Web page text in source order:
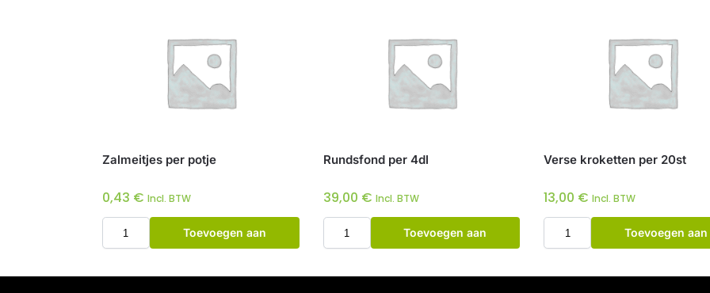
Zalmeitjes per potje
0,43 € Incl. BTW
Toevoegen aan
Rundsfond per 4dl
39,00 € Incl. BTW
Toevoegen aan
Verse kroketten per 20st
13,00 € Incl. BTW
Toevoegen aan